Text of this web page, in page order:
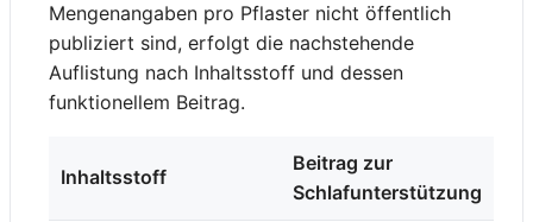
Mengenangaben pro Pflaster nicht öffentlich
publiziert sind, erfolgt die nachstehende
Auflistung nach Inhaltsstoff und dessen
funktionellem Beitrag.
Inhaltsstoff
Beitrag zur
Schlafunterstützung